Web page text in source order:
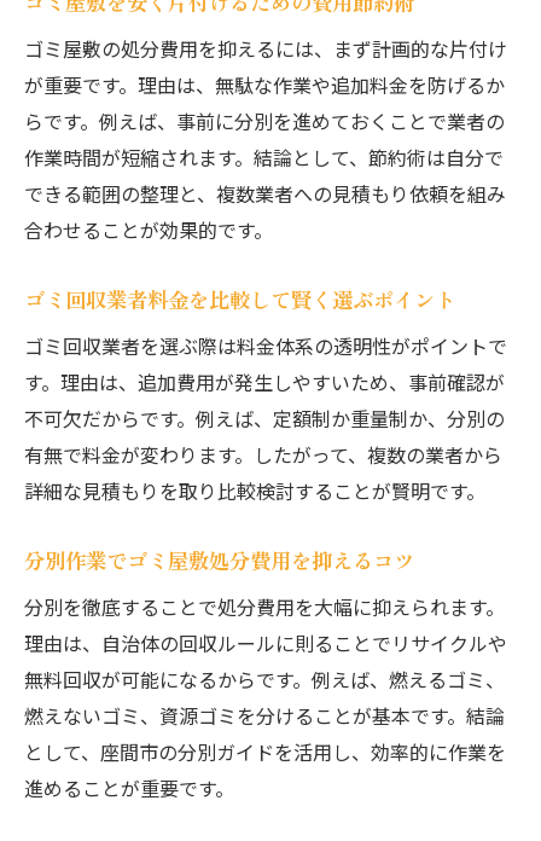
トイレや水回り清掃を含めた作業ステップ
片付け後の衛生管理と再発防止のコツ
座間市で衛生的な暮らしを取り戻す秘訣
ゴミ屋敷解消で快適な住環境を実現する方
法
定期的な清掃でゴミ屋敷を未然に防ぐ工夫
ゴミ屋敷処分後の生活習慣の見直し方
地域ルールを守り衛生的な環境を維持する
ゴミ屋敷問題を根本から防ぐ習慣づくり
ゴミ屋敷の処分費用を抑えるには、まず計画的な片付け
が重要です。理由は、無駄な作業や追加料金を防げるか
らです。例えば、事前に分別を進めておくことで業者の
作業時間が短縮されます。結論として、節約術は自分で
できる範囲の整理と、複数業者への見積もり依頼を組み
合わせることが効果的です。
ゴミ回収業者料金を比較して賢く選ぶポイント
ゴミ回収業者を選ぶ際は料金体系の透明性がポイントで
す。理由は、追加費用が発生しやすいため、事前確認が
不可欠だからです。例えば、定額制か重量制か、分別の
有無で料金が変わります。したがって、複数の業者から
詳細な見積もりを取り比較検討することが賢明です。
分別作業でゴミ屋敷処分費用を抑えるコツ
分別を徹底することで処分費用を大幅に抑えられます。
理由は、自治体の回収ルールに則ることでリサイクルや
無料回収が可能になるからです。例えば、燃えるゴミ、
燃えないゴミ、資源ゴミを分けることが基本です。結論
として、座間市の分別ガイドを活用し、効率的に作業を
進めることが重要です。